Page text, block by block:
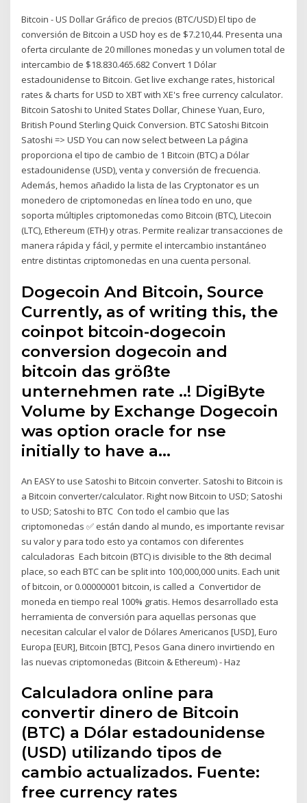
Bitcoin - US Dollar Gráfico de precios (BTC/USD) El tipo de
conversión de Bitcoin a USD hoy es de $7.210,44. Presenta una
oferta circulante de 20 millones monedas y un volumen total de
intercambio de $18.830.465.682 Convert 1 Dólar
estadounidense to Bitcoin. Get live exchange rates, historical
rates & charts for USD to XBT with XE's free currency calculator.
Bitcoin Satoshi to United States Dollar, Chinese Yuan, Euro,
British Pound Sterling Quick Conversion. BTC Satoshi Bitcoin
Satoshi => USD You can now select between La página
proporciona el tipo de cambio de 1 Bitcoin (BTC) a Dólar
estadounidense (USD), venta y conversión de frecuencia.
Además, hemos añadido la lista de las Cryptonator es un
monedero de criptomonedas en línea todo en uno, que
soporta múltiples criptomonedas como Bitcoin (BTC), Litecoin
(LTC), Ethereum (ETH) y otras. Permite realizar transacciones de
manera rápida y fácil, y permite el intercambio instantáneo
entre distintas criptomonedas en una cuenta personal.
Dogecoin And Bitcoin, Source
Currently, as of writing this, the
coinpot bitcoin-dogecoin
conversion dogecoin and
bitcoin das größte
unternehmen rate ..! DigiByte
Volume by Exchange Dogecoin
was option oracle for nse
initially to have a…
An EASY to use Satoshi to Bitcoin converter. Satoshi to Bitcoin is
a Bitcoin converter/calculator. Right now Bitcoin to USD; Satoshi
to USD; Satoshi to BTC Con todo el cambio que las
criptomonedas ✅ están dando al mundo, es importante revisar
su valor y para todo esto ya contamos con diferentes
calculadoras Each bitcoin (BTC) is divisible to the 8th decimal
place, so each BTC can be split into 100,000,000 units. Each unit
of bitcoin, or 0.00000001 bitcoin, is called a Convertidor de
moneda en tiempo real 100% gratis. Hemos desarrollado esta
herramienta de conversión para aquellas personas que
necesitan calcular el valor de Dólares Americanos [USD], Euro
Europa [EUR], Bitcoin [BTC], Pesos Gana dinero invirtiendo en
las nuevas criptomonedas (Bitcoin & Ethereum) - Haz
Calculadora online para
convertir dinero de Bitcoin
(BTC) a Dólar estadounidense
(USD) utilizando tipos de
cambio actualizados. Fuente:
free currency rates